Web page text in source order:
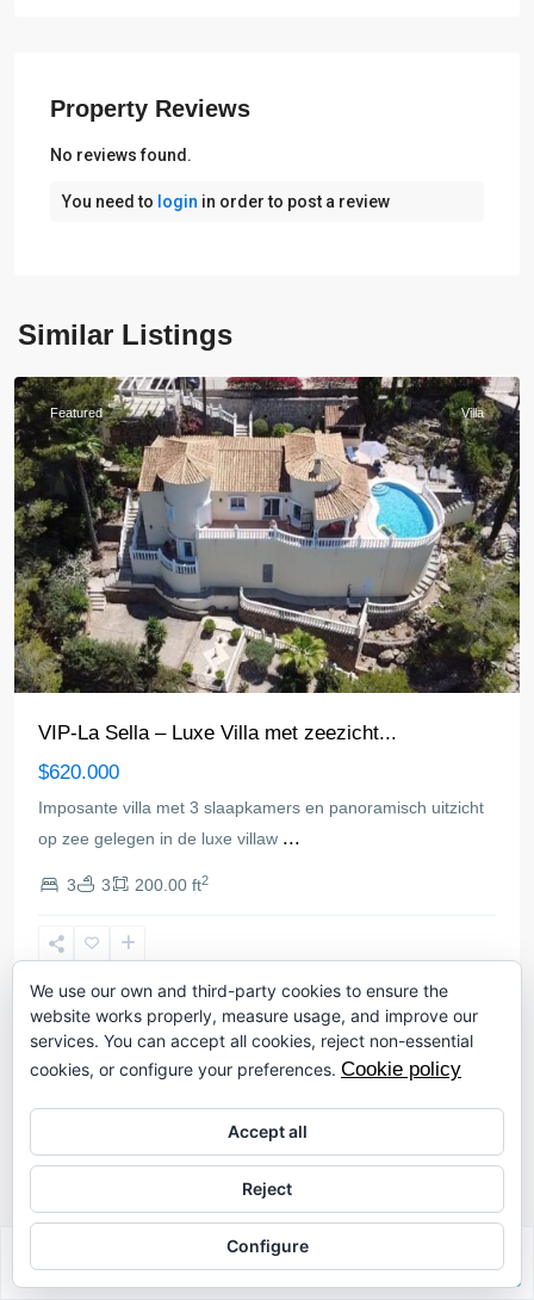
Property Reviews
No reviews found.
You need to login in order to post a review
Similar Listings
Denia
Featured Villa
VIP-La Sella – Luxe Villa met zeezicht...
$620.000
Imposante villa met 3 slaapkamers en panoramisch uitzicht
op zee gelegen in de luxe villaw ...
3 3 200.00 ft2
Villa
We use our own and third-party cookies to ensure the
website works properly, measure usage, and improve our
services. You can accept all cookies, reject non-essential
cookies, or configure your preferences. Cookie policy
Accept all
Reject
Configure